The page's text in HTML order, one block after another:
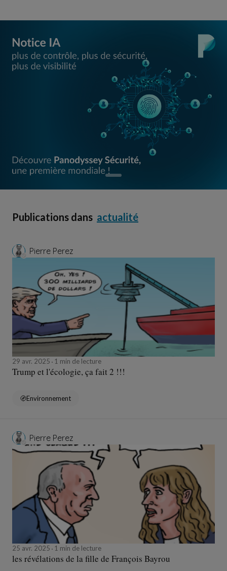
Publications dans actualité
Pierre Perez
29 avr. 2025 1 min de lecture
Trump et l'écologie, ça fait 2 !!!
Environnement
Pierre Perez
25 avr. 2025 1 min de lecture
les révélations de la fille de François Bayrou